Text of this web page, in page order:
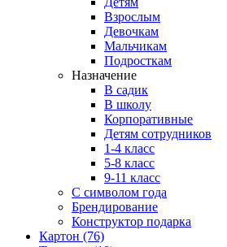
Взрослым
Девочкам
Мальчикам
Подросткам
Назначение
В садик
В школу
Корпоративные
Детям сотрудников
1-4 класс
5-8 класс
9-11 класс
С символом года
Брендирование
Конструктор подарка
Картон (76)